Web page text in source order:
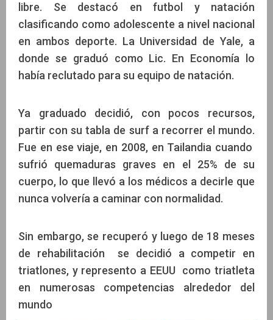
libre. Se destacó en futbol y natación
clasificando como adolescente a nivel nacional
en ambos deporte. La Universidad de Yale, a
donde se graduó como Lic. En Economía lo
había reclutado para su equipo de natación.
Ya graduado decidió, con pocos recursos,
partir con su tabla de surf a recorrer el mundo.
Fue en ese viaje, en 2008, en Tailandia cuando
sufrió quemaduras graves en el 25% de su
cuerpo, lo que llevó a los médicos a decirle que
nunca volvería a caminar con normalidad.
Sin embargo, se recuperó y luego de 18 meses
de rehabilitación se decidió a competir en
triatlones, y represento a EEUU como triatleta
en numerosas competencias alrededor del
mundo